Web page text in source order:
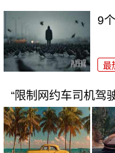
9
最
“限制网约车司机驾